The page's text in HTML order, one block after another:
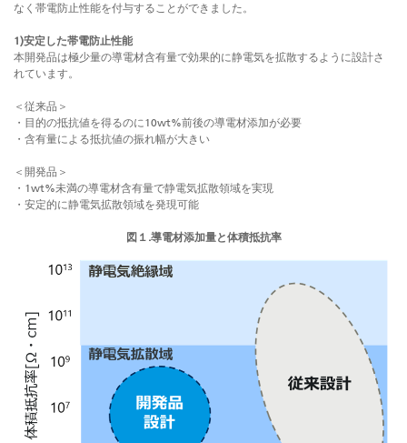
なく帯電防止性能を付与することができました。
1)安定した帯電防止性能
本開発品は極少量の導電材含有量で効果的に静電気を拡散するように設計さ
れています。
＜従来品＞
・目的の抵抗値を得るのに10wt%前後の導電材添加が必要
・含有量による抵抗値の振れ幅が大きい
＜開発品＞
・1wt%未満の導電材含有量で静電気拡散領域を実現
・安定的に静電気拡散領域を発現可能
図１.導電材添加量と体積抵抗率